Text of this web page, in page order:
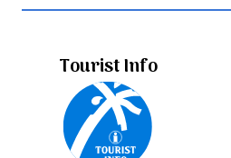
Tourist Info